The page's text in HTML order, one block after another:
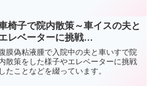
椅子で院内散策～車イスの夫と
レベーターに挑戦…
膜偽粘液腫で入院中の夫と車いすで院
散策をした様子やエレベーターに挑戦
したことなどを綴っています。